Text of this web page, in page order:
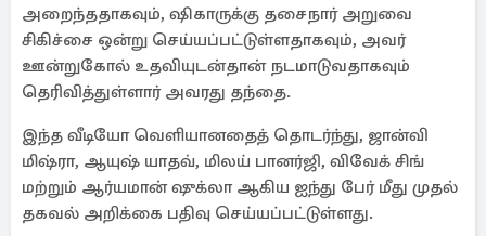
அறைந்ததாகவும், ஷிகாருக்கு தசைநார் அறுவை
சிகிச்சை ஒன்று செய்யப்பட்டுள்ளதாகவும், அவர்
ஊன்றுகோல் உதவியுடன்தான் நடமாடுவதாகவும்
தெரிவித்துள்ளார் அவரது தந்தை.
இந்த வீடியோ வெளியானதைத் தொடர்ந்து, ஜான்வி
மிஷ்ரா, ஆயுஷ் யாதவ், மிலய் பானர்ஜி, விவேக் சிங்
மற்றும் ஆர்யமான் ஷுக்லா ஆகிய ஐந்து பேர் மீது முதல்
தகவல் அறிக்கை பதிவு செய்யப்பட்டுள்ளது.